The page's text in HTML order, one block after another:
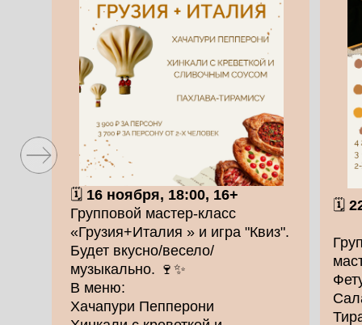
🗓
🗓 16 ноября, 18:00, 16+
Групповой мастер-класс
«Грузия+Италия » и игра "Квиз".
Будет вкусно/весело/
музыкально. 🍷✨
В меню:
Хачапури Пепперони